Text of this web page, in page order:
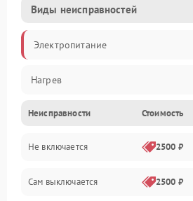
Виды неисправностей
Электропитание
Нагрев
Неисправности Стоимость
Не включается 2500 ₽
Сам выключается 2500 ₽